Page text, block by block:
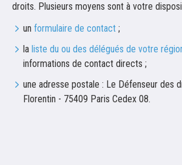
droits. Plusieurs moyens sont à votre
un formulaire de contact ;
la liste du ou des délégués de votre
informations de contact directs ;
une adresse postale : Le Défenseur des
Florentin - 75409 Paris Cedex 08.